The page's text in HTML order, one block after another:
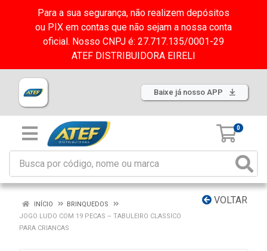
Para a sua segurança, não realizem depósitos
ou PIX em contas que não sejam a nossa conta
oficial. Nosso CNPJ é: 27.717.135/0001-29
ATEF DISTRIBUIDORA EIRELI
Baixe já nosso APP
0
VOLTAR
INÍCIO
BRINQUEDOS
JOGO LUDO COM 19 PECAS – TABULEIRO CLASSICO
PARA CRIANCAS